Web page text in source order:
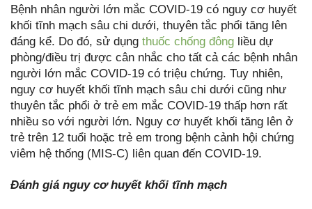
Bệnh nhân người lớn mắc COVID-19 có nguy cơ huyết
khối tĩnh mạch sâu chi dưới, thuyên tắc phổi tăng lên
đáng kể. Do đó, sử dụng thuốc chống đông liều dự
phòng/điều trị được cân nhắc cho tất cả các bệnh nhân
người lớn mắc COVID-19 có triệu chứng. Tuy nhiên,
nguy cơ huyết khối tĩnh mạch sâu chi dưới cũng như
thuyên tắc phổi ở trẻ em mắc COVID-19 thấp hơn rất
nhiều so với người lớn. Nguy cơ huyết khối tăng lên ở
trẻ trên 12 tuổi hoặc trẻ em trong bệnh cảnh hội chứng
viêm hệ thống (MIS-C) liên quan đến COVID-19.
Đánh giá nguy cơ huyết khối tĩnh mạch